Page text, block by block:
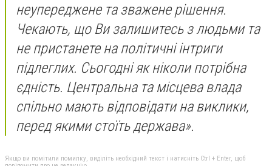
неупереджене та зважене рішення.
Чекають, що Ви залишитесь з людьми та
не пристанете на політичні інтриги
підлеглих. Сьогодні як ніколи потрібна
єдність. Центральна та місцева влада
спільно мають відповідати на виклики,
перед якими стоїть держава».
Якщо ви помітили помилку, виділіть необхідний текст і натисніть Ctrl + Enter, щоб